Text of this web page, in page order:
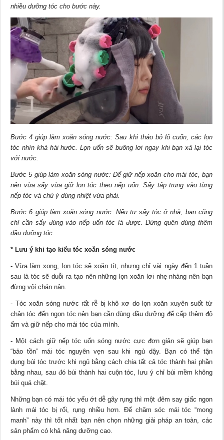
nhiều dưỡng tóc cho bước này.
Bước 4 giúp làm xoăn sóng nước: Sau khi tháo bỏ lô cuốn, các lọn
tóc nhìn khá hài hước. Lọn uốn sẽ buông lơi ngay khi bạn xả lại tóc
với nước.
Bước 5 giúp làm xoăn sóng nước: Để giữ nếp xoăn cho mái tóc, bạn
nên vừa sấy vừa giữ lọn tóc theo nếp uốn. Sấy tập trung vào từng
nếp tóc và chú ý dùng nhiệt vừa phải.
Bước 6 giúp làm xoăn sóng nước: Nếu tự sấy tóc ở nhà, bạn cũng
chỉ cần sấy đúng vào nếp uốn tóc là được. Đừng quên dùng thêm
dầu dưỡng tóc.
* Lưu ý khi tạo kiểu tóc xoăn sóng nước
- Vừa làm xong, lọn tóc sẽ xoăn tít, nhưng chỉ vài ngày đến 1 tuần
sau là tóc sẽ duỗi ra tạo nên những lọn xoăn lơi nhẹ nhàng nên bạn
đừng vội chán nản.
- Tóc xoăn sóng nước rất rễ bị khô xơ do lọn xoăn xuyên suốt từ
chân tóc đến ngọn tóc nên bạn cần dùng dầu dưỡng để cấp thêm độ
ẩm và giữ nếp cho mái tóc của mình.
- Một cách giữ nếp tóc uốn sóng nước cực đơn giản sẽ giúp bạn
“bảo tồn” mái tóc nguyên vẹn sau khi ngủ dậy. Bạn có thể tận
dụng búi tóc trước khi ngủ bằng cách chia tất cả tóc thành hai phần
bằng nhau, sau đó búi thành hai cuộn tóc, lưu ý chỉ búi mềm không
búi quá chặt.
Những bạn có mái tóc yếu ớt dễ gãy rụng thì một đêm say giấc ngon
lành mái tóc bị rối, rụng nhiều hơn. Để chăm sóc mái tóc “mong
manh” này thì tốt nhất bạn nên chọn những giải pháp an toàn, các
sản phẩm có khả năng dưỡng cao.